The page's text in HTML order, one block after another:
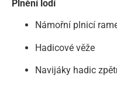
Plnění lodí
Námořní plnicí
Hadicové věže
Navijáky hadic